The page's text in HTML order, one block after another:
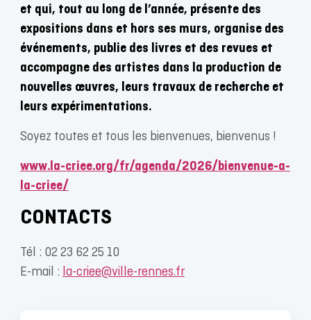
et qui, tout au long de l’année, présente des
expositions dans et hors ses murs, organise des
événements, publie des livres et des revues et
accompagne des artistes dans la production de
nouvelles œuvres, leurs travaux de recherche et
leurs expérimentations.
Soyez toutes et tous les bienvenues, bienvenus !
www.la-criee.org/fr/agenda/2026/bienvenue-a-
la-criee/
CONTACTS
Tél : 02 23 62 25 10
E-mail : la-criee@ville-rennes.fr